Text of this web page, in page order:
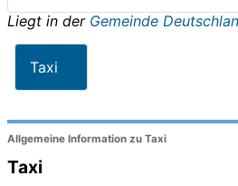
Liegt in der Gemeinde
Taxi
Allgemeine Information zu Taxi
Taxi